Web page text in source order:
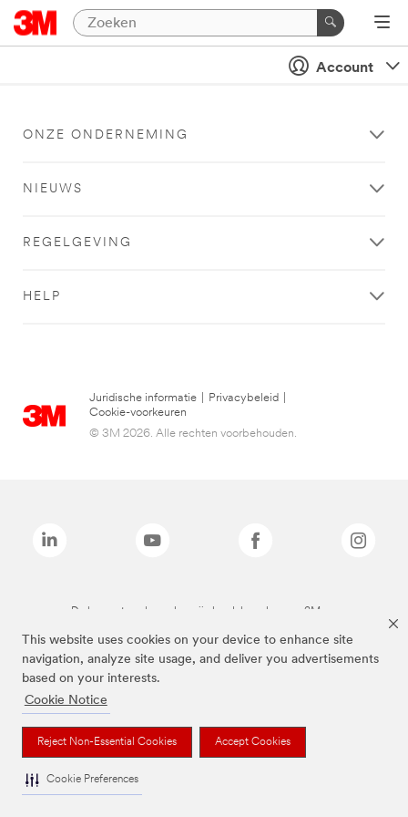
This website uses cookies on your device to enhance site
navigation, analyze site usage, and deliver you advertisements
based on your interests.
Cookie Notice
Reject Non-Essential Cookies Accept Cookies
Cookie Preferences
Account
ONZE ONDERNEMING
NIEUWS
REGELGEVING
HELP
Juridische informatie Privacybeleid
Cookie-voorkeuren
© 3M 2026. Alle rechten voorbehouden.
De bovenstaande merken zijn handelsmerken van 3M.we